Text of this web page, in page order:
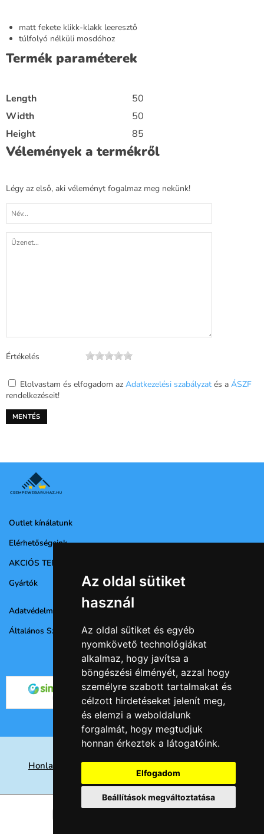
Az oldal sütiket
használ
Az oldal sütiket és egyéb
nyomkövető technológiákat
alkalmaz, hogy javítsa a
böngészési élményét, azzal hogy
személyre szabott tartalmakat és
célzott hirdetéseket jelenít meg,
és elemzi a weboldalunk
forgalmát, hogy megtudjuk
honnan érkeztek a látogatóink.
Elfogadom
Beállítások megváltoztatása
matt fekete klikk-klakk leeresztő
túlfolyó nélküli mosdóhoz
Termék paraméterek
Length
50
Width
50
Height
85
Vélemények a termékről
Légy az első, aki véleményt fogalmaz meg nekünk!
Értékelés
Elolvastam és elfogadom az Adatkezelési szabályzat és a ÁSZF
rendelkezéseit!
Outlet kínálatunk
Elérhetőségeink
AKCIÓS TERMÉKEK
Gyártók
Adatvédelmi nyilatkozat
Általános Szerződési Feltételek
Honlap készités Nyíregyházán, keresőoptimalizálás
eredményesen
© 2026 -Csempe webáruház